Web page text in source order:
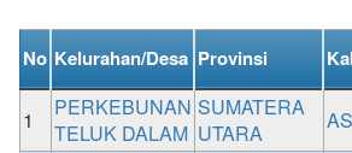
No Kelurahan/Desa Provinsi
1
PERKEBUNAN
TELUK DALAM
SUMATERA
UTARA